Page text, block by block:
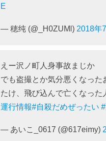
E
— 穂纯 (@_H0ZUMl) 2018年
えー沢ノ町人身事故まじか
でも盗撮とか気分悪くなっ
たけ、飛び込んで亡くなった
運行情報#自殺だめぜったい
— あいこ_0617 (@617eimy)